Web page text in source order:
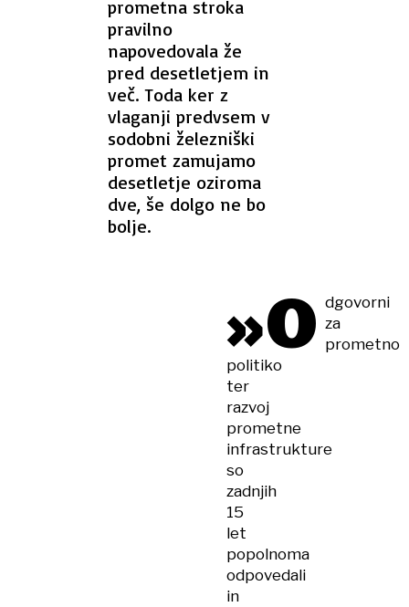
prometna stroka
pravilno
napovedovala že
pred desetletjem in
več. Toda ker z
vlaganji predvsem v
sodobni železniški
promet zamujamo
desetletje oziroma
dve, še dolgo ne bo
bolje.
»O dgovorni
za
prometno
politiko
ter
razvoj
prometne
infrastrukture
so
zadnjih
15
let
popolnoma
odpovedali
in